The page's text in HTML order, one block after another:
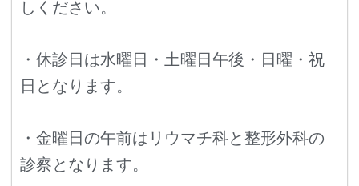
しください。
・休診日は水曜日・土曜日午後・日曜・祝
日となります。
・金曜日の午前はリウマチ科と整形外科の
診察となります。